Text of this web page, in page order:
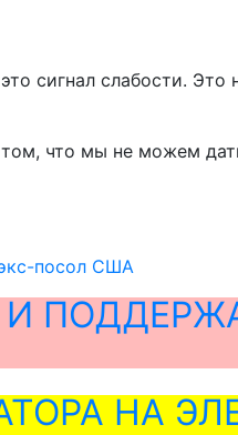
сигнал слабости.
что мы не можем
посол США
НА